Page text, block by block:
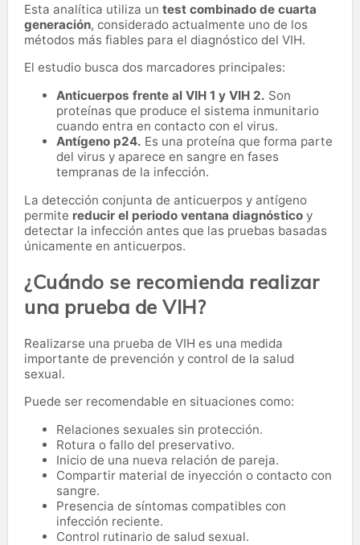
Esta analítica utiliza un test combinado de cuarta
generación, considerado actualmente uno de los
métodos más fiables para el diagnóstico del VIH.
El estudio busca dos marcadores principales:
Anticuerpos frente al VIH 1 y VIH 2. Son
proteínas que produce el sistema inmunitario
cuando entra en contacto con el virus.
Antígeno p24. Es una proteína que forma parte
del virus y aparece en sangre en fases
tempranas de la infección.
La detección conjunta de anticuerpos y antígeno
permite reducir el periodo ventana diagnóstico y
detectar la infección antes que las pruebas basadas
únicamente en anticuerpos.
¿Cuándo se recomienda realizar
una prueba de VIH?
Realizarse una prueba de VIH es una medida
importante de prevención y control de la salud
sexual.
Puede ser recomendable en situaciones como:
Relaciones sexuales sin protección.
Rotura o fallo del preservativo.
Inicio de una nueva relación de pareja.
Compartir material de inyección o contacto con
sangre.
Presencia de síntomas compatibles con
infección reciente.
Control rutinario de salud sexual.